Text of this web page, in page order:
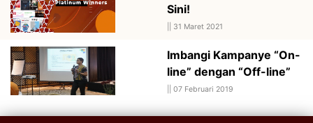
Sini!
31 Maret 2021
Imbangi Kampanye “On-
line” dengan “Off-line”
07 Februari 2019